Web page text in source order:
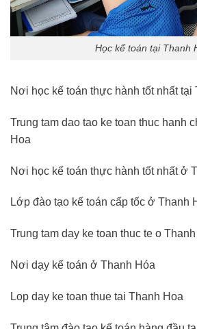
Học kế toán tại Thanh
Nơi học kế toán thực hành tốt nhất tại
Trung tam dao tao ke toan thuc hanh
Hoa
Nơi học kế toán thực hành tốt nhất ở
Lớp đào tạo kế toán cấp tốc ở Thanh
Trung tam day ke toan thuc te o
Nơi dạy kế toán ở Thanh Hóa
Lop day ke toan thue tai Thanh Hoa